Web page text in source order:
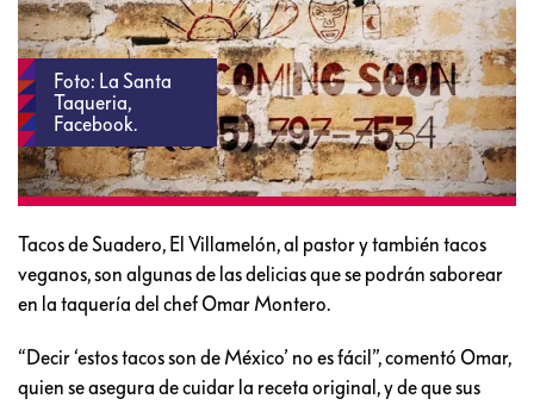
Foto: La Santa
Taqueria,
Facebook.
Tacos de Suadero, El Villamelón, al pastor y también tacos
veganos, son algunas de las delicias que se podrán saborear
en la taquería del chef Omar Montero.
“Decir ‘estos tacos son de México’ no es fácil”, comentó Omar,
quien se asegura de cuidar la receta original, y de que sus